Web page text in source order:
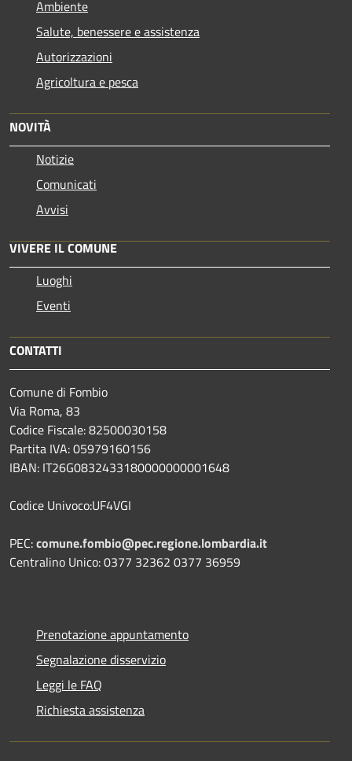
Ambiente
Salute, benessere e assistenza
Autorizzazioni
Agricoltura e pesca
NOVITÀ
Notizie
Comunicati
Avvisi
VIVERE IL COMUNE
Luoghi
Eventi
CONTATTI
Comune di Fombio
Via Roma, 83
Codice Fiscale: 82500030158
Partita IVA: 05979160156
IBAN: IT26G0832433180000000001648
Codice Univoco:UF4VGI
PEC:comune.fombio@pec.regione.lombardia.it
Centralino Unico: 0377 32362 0377 36959
Prenotazione appuntamento
Segnalazione disservizio
Leggi le FAQ
Richiesta assistenza